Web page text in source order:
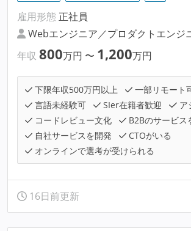
雇用形態 正社員
Webエンジニア／プロダクトエンジ
年収 800万円 〜 1,200万円
下限年収500万円以上
一部リモート
言語未経験可
SIer在籍者歓迎
ア
コードレビュー文化
B2Bのサービス
自社サービスを開発
CTOがいる
オンラインで選考が受けられる
16日前更新